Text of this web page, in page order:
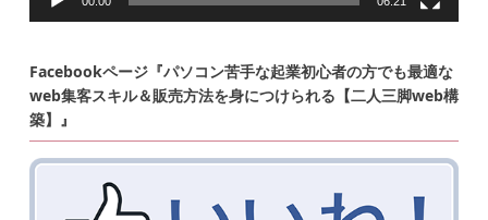
Facebookページ『パソコン苦手な起業初心者の方でも最適な
web集客スキル＆販売方法を身につけられる【二人三脚web構
築】』